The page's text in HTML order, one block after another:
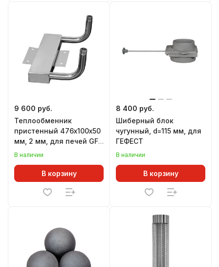
9 600 руб.
Теплообменник
пристенный 476х100х50
мм, 2 мм, для печей GFS
ЗК 25, 30
В наличии
В корзину
8 400 руб.
Шиберный блок
чугунный, d=115 мм, для
ГЕФЕСТ
В наличии
В корзину